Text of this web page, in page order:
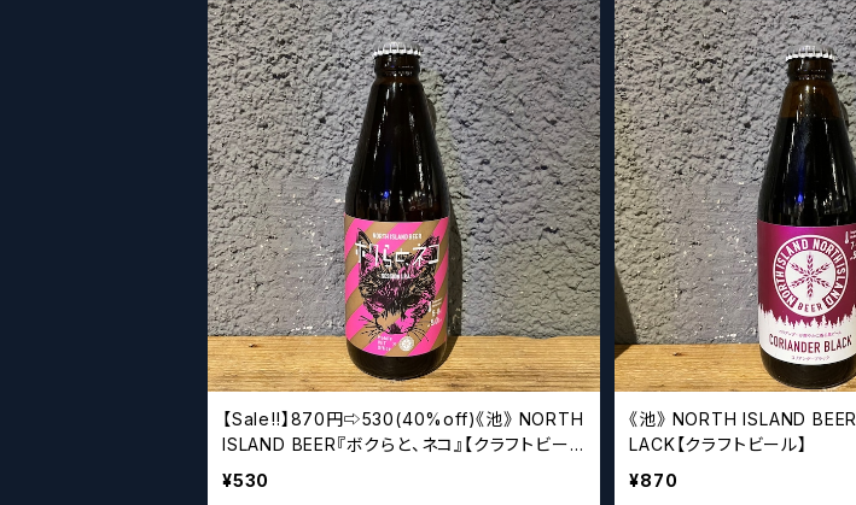
【Sale‼︎】870円⇨530(40%off)《池》 NORTH
ISLAND BEER『ボクらと、ネコ』【クラフトビー
ル】
¥530
《池》 NORTH ISLAND BEER CORIANDER B
LACK【クラフトビール】
¥870